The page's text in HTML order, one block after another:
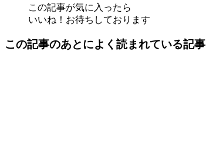
この記事が気に入ったら
いいね！お待ちしております
この記事のあとによく読まれている記事